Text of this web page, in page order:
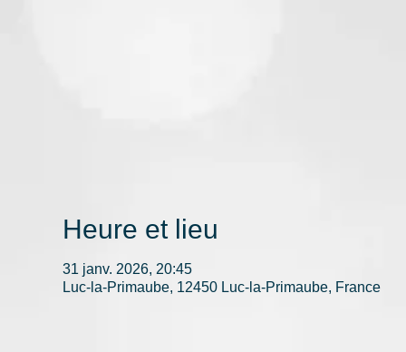
Heure et lieu
31 janv. 2026, 20:45
Luc-la-Primaube, 12450 Luc-la-Primaube, France